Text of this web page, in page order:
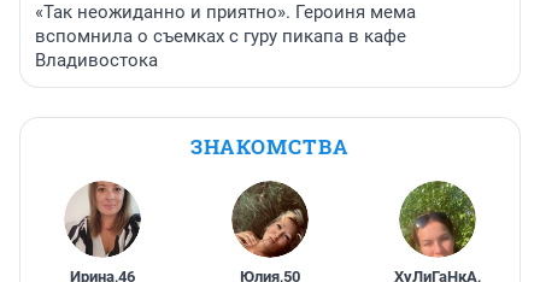
«Так неожиданно и приятно». Героиня мема
вспомнила о съемках с гуру пикапа в кафе
Владивостока
ЗНАКОМСТВА
Ирина,46 Юлия,50 ХуЛиГаНкА,